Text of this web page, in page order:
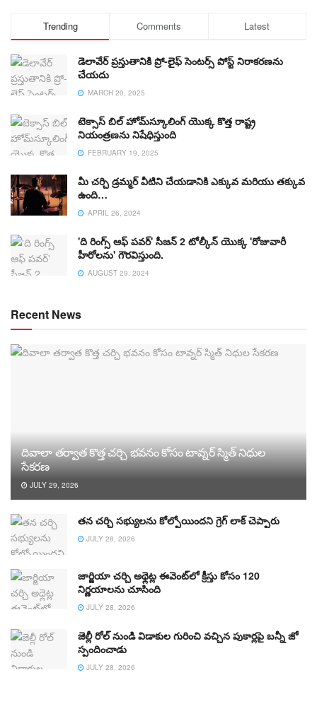
Trending Comments Latest
డెలావేర్ ప్రస్తుతానికి ప్రో-లైఫ్ సెంటర్స్ పోస్ట్ నిరాకరణను
చేయదు
MARCH 20, 2025
టెక్సాస్ బిల్ హోమ్‌స్కూలింగ్ యొక్క కొత్త రాష్ట్ర
నియంత్రణను నిషేధిస్తుంది
FEBRUARY 19, 2025
మీ చర్చి డ్రమ్మర్ వీటిని చేయడానికి ఎక్కువ మరియు తక్కువ
ఉంది…
APRIL 26, 2024
'ది రింగ్స్ ఆఫ్ పవర్' సీజన్ 2 టోల్కీన్ యొక్క 'రోజువారీ
హీరోలను' గౌరవిస్తుంది.
AUGUST 29, 2024
Recent News
దివాలా తర్వాత కొత్త చర్చి భవనం కోసం టావ్నర్ స్మిత్ నిధుల
సేకరణ
JULY 29, 2026
తన చర్చి సభ్యులను కోల్పోయిందని గ్రెగ్ లాక్ చెప్పారు
JULY 28, 2026
జార్జియా చర్చి అథ్లెట్ల ఈవెంట్‌లో క్రీస్తు కోసం 120
నిర్ణయాలను చూసింది
JULY 28, 2026
జెల్లీ రోల్ నుండి విడాకుల గురించి వచ్చిన పుకార్లపై బన్నీ జో
స్పందించాడు
JULY 28, 2026